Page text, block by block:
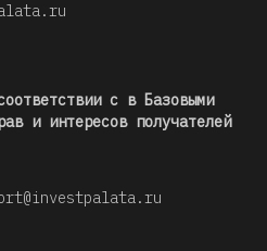
с в Базовыми
и интересов получателей